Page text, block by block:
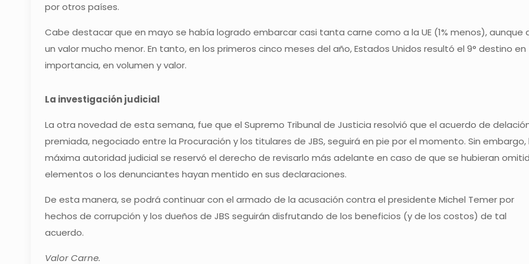
por otros países.
Cabe destacar que en mayo se había logrado embarcar casi tanta carne como a la UE (1% menos), aunque
un valor mucho menor. En tanto, en los primeros cinco meses del año, Estados Unidos resultó el 9° destino en
importancia, en volumen y valor.
La investigación judicial
La otra novedad de esta semana, fue que el Supremo Tribunal de Justicia resolvió que el acuerdo de
premiada, negociado entre la Procuración y los titulares de JBS, seguirá en pie por el momento. Sin embargo,
máxima autoridad judicial se reservó el derecho de revisarlo más adelante en caso de que se hubieran
elementos o los denunciantes hayan mentido en sus declaraciones.
De esta manera, se podrá continuar con el armado de la acusación contra el presidente Michel Temer por
hechos de corrupción y los dueños de JBS seguirán disfrutando de los beneficios (y de los costos) de tal
acuerdo.
Valor Carne.